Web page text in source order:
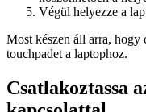
Végül helyezze a
Most készen áll arra, hogy
touchpadet a laptophoz.
Csatlakoztassa